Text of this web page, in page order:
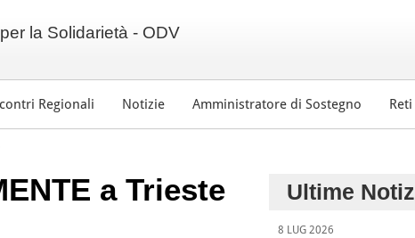
la Solidarietà - ODV
Regionali Notizie Amministratore di Sostegno
a Trieste Ultime
8 LUG 2026